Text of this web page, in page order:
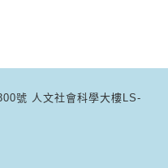
號 人文社會科學大樓LS-